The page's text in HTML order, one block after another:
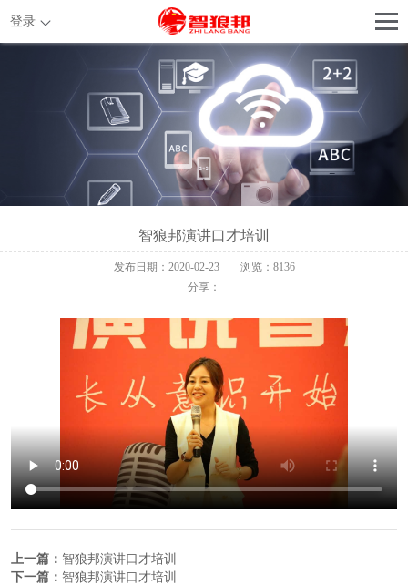
登录
智狼邦演讲口才培训
发布日期：2020-02-23
浏览：8136
分享：
上一篇： 智狼邦演讲口才培训
下一篇： 智狼邦演讲口才培训